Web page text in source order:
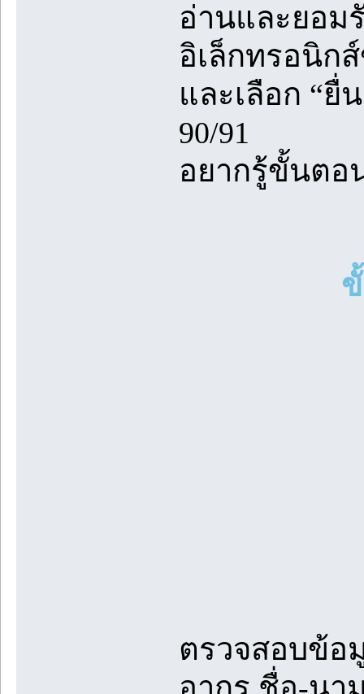
อ่านและยอม
อิเล็กทรอนิก
และเลือก “ยื่
90/91
อยากรู้ขั้นตอ
ตรวจสอบข้อ